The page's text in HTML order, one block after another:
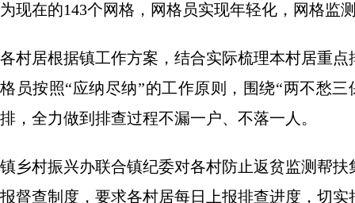
为现在的143个网格，网格员实现年轻化，网格监
各村居根据镇工作方案，结合实际梳理本村居重
格员按照“应纳尽纳”的工作原则，围绕“两不愁
排，全力做到排查过程不漏一户、不落一人。
镇乡村振兴办联合镇纪委对各村防止返贫监测帮
报督查制度，要求各村居每日上报排查进度，切